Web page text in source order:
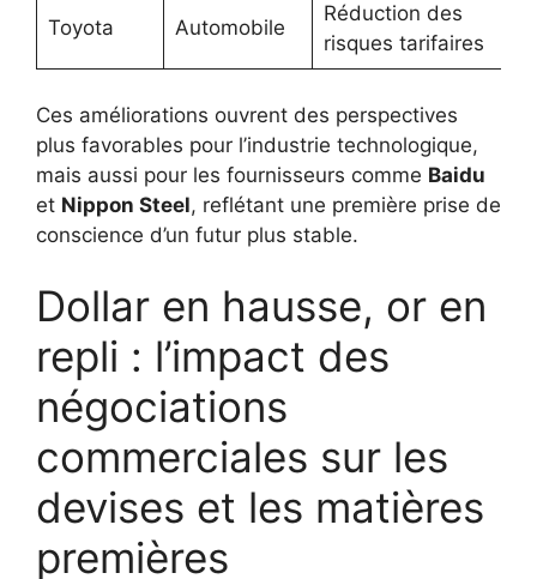
Toyota Automobile
Réduction des
risques tarifaires
Ces améliorations ouvrent des perspectives
plus favorables pour l’industrie technologique,
mais aussi pour les fournisseurs comme Baidu
et Nippon Steel, reflétant une première prise de
conscience d’un futur plus stable.
Dollar en hausse, or en
repli : l’impact des
négociations
commerciales sur les
devises et les matières
premières